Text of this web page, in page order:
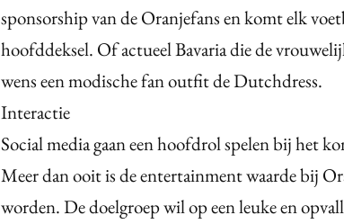
sponsorship van de Oranjefans en komt elk
hoofddeksel. Of actueel Bavaria die de
wens een modische fan outfit de Dutchdress.
Interactie
Social media gaan een hoofdrol spelen bij het
Meer dan ooit is de entertainment waarde bij
worden. De doelgroep wil op een leuke en